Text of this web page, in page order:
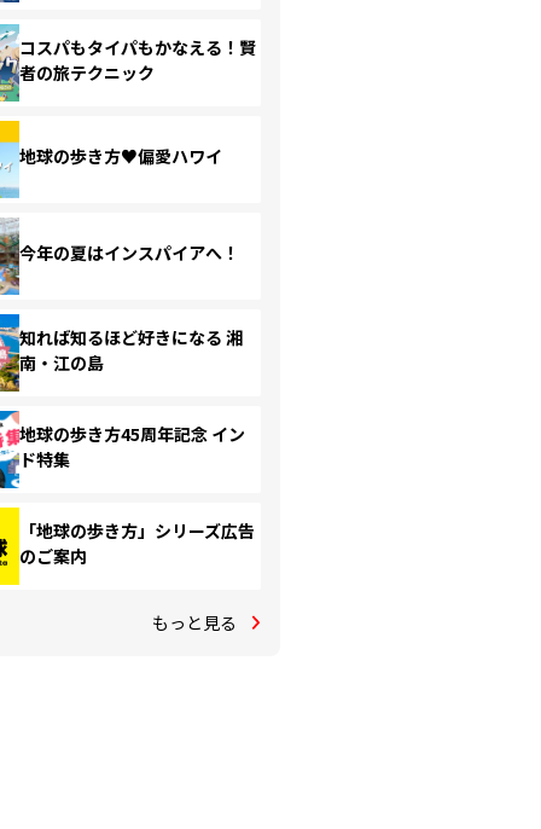
コスパもタイパもかなえる！賢
者の旅テクニック
地球の歩き方♥偏愛ハワイ
今年の夏はインスパイアへ！
知れば知るほど好きになる 湘
南・江の島
地球の歩き方45周年記念 イン
ド特集
「地球の歩き方」シリーズ広告
のご案内
もっと見る